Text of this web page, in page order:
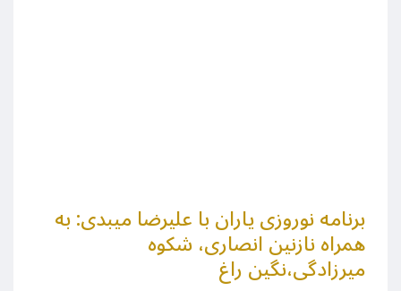
برنامه نوروزی یاران با علیرضا میبدی: به
همراه نازنین انصاری، شکوه
میرزادگی،نگین راغ